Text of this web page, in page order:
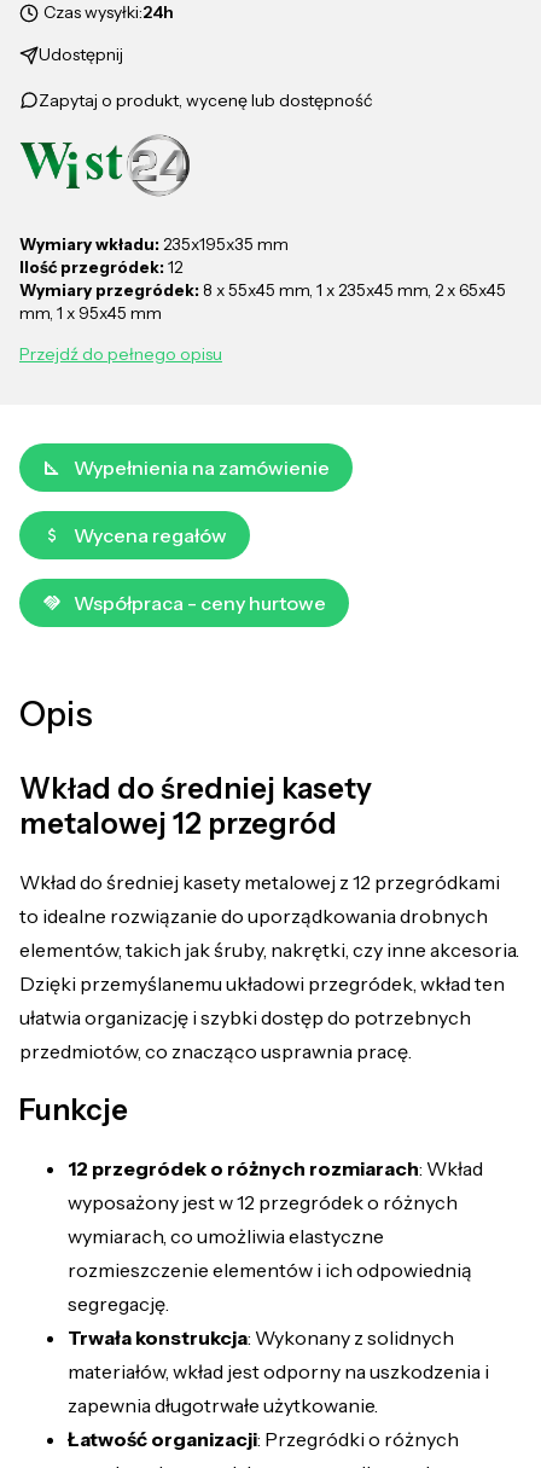
Czas wysyłki:24h
Udostępnij
Zapytaj o produkt, wycenę lub dostępność
Wymiary wkładu: 235x195x35 mm
Ilość przegródek: 12
Wymiary przegródek: 8 x 55x45 mm, 1 x 235x45 mm, 2 x 65x45
mm, 1 x 95x45 mm
Przejdź do pełnego opisu
Wypełnienia na zamówienie
Wycena regałów
Współpraca - ceny hurtowe
Opis
Wkład do średniej kasety
metalowej 12 przegród
Wkład do średniej kasety metalowej z 12 przegródkami
to idealne rozwiązanie do uporządkowania drobnych
elementów, takich jak śruby, nakrętki, czy inne akcesoria.
Dzięki przemyślanemu układowi przegródek, wkład ten
ułatwia organizację i szybki dostęp do potrzebnych
przedmiotów, co znacząco usprawnia pracę.
Funkcje
12 przegródek o różnych rozmiarach: Wkład
wyposażony jest w 12 przegródek o różnych
wymiarach, co umożliwia elastyczne
rozmieszczenie elementów i ich odpowiednią
segregację.
Trwała konstrukcja: Wykonany z solidnych
materiałów, wkład jest odporny na uszkodzenia i
zapewnia długotrwałe użytkowanie.
Łatwość organizacji: Przegródki o różnych